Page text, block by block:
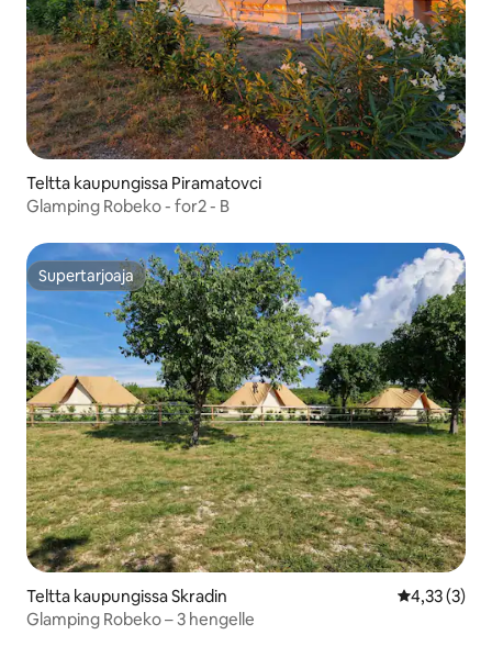
Teltta kaupungissa Piramatovci
Glamping Robeko - for2 - B
Supertarjoaja
Supertarjoaja
Teltta kaupungissa Skradin
4,33 (3)
Glamping Robeko – 3 hengelle